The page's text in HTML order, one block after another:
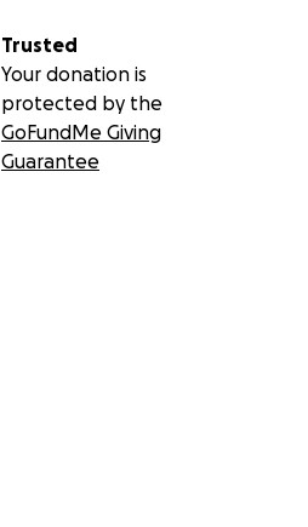
Trusted
Your donation is
protected by the
GoFundMe Giving
Guarantee